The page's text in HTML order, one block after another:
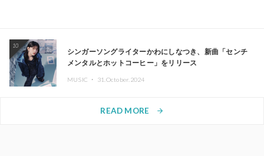
10
シンガーソングライターかわにしなつき、新曲「センチ
メンタルとホットコーヒー」をリリース
MUSIC ・ 31.October.2024
READ MORE arrow_forward